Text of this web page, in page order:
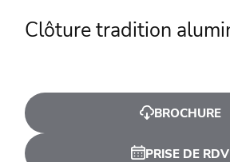
Clôture tradition
BROCHURE
PRISE DE RDV